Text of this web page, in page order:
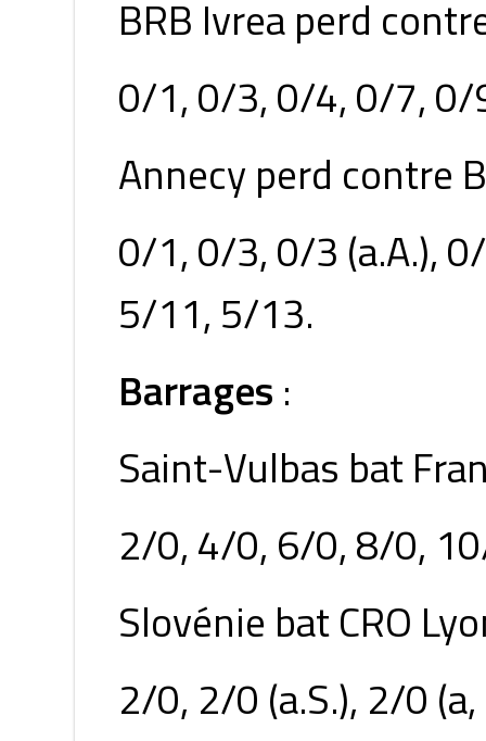
BRB Ivrea perd
0/1, 0/3, 0/4, 0/7,
Annecy perd contre
0/1, 0/3, 0/3 (a.A.),
5/11, 5/13.
Barrages :
Saint-Vulbas bat
2/0, 4/0, 6/0, 8/0,
Slovénie bat CRO
2/0, 2/0 (a.S.), 2/0